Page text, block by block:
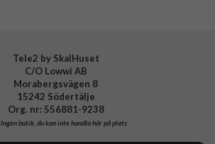
Tele2 by SkalHuset
C/O Lowwi AB
Morabergsvägen 8
15242 Södertälje
Org. nr: 556881-9238
Ingen butik, du kan inte handla här på plats